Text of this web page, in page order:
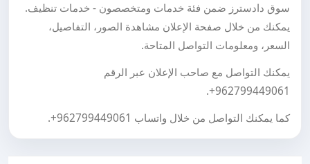
سوق دادسترز ضمن فئة خدمات ومتخصصون - خدمات تنظيف.
يمكنك من خلال صفحة الإعلان مشاهدة الصور، التفاصيل،
السعر، ومعلومات التواصل المتاحة.
يمكنك التواصل مع صاحب الإعلان عبر الرقم
+962799449061
.
كما يمكنك التواصل من خلال واتساب +962799449061
.